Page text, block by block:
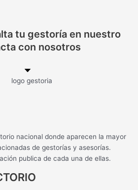
tu gestoría en nuestro
con nosotros
nacional donde aparecen la mayor
de gestorías y asesorías.
publica de cada una de ellas.